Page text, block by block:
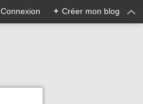
Connexion + Créer mon blog